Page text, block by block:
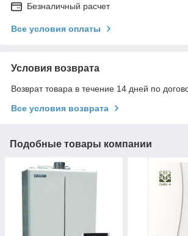
Безналичный расчет
Все условия оплаты
Условия возврата
Возврат товара в течение 14 дней по
Все условия возврата
Подобные товары компании